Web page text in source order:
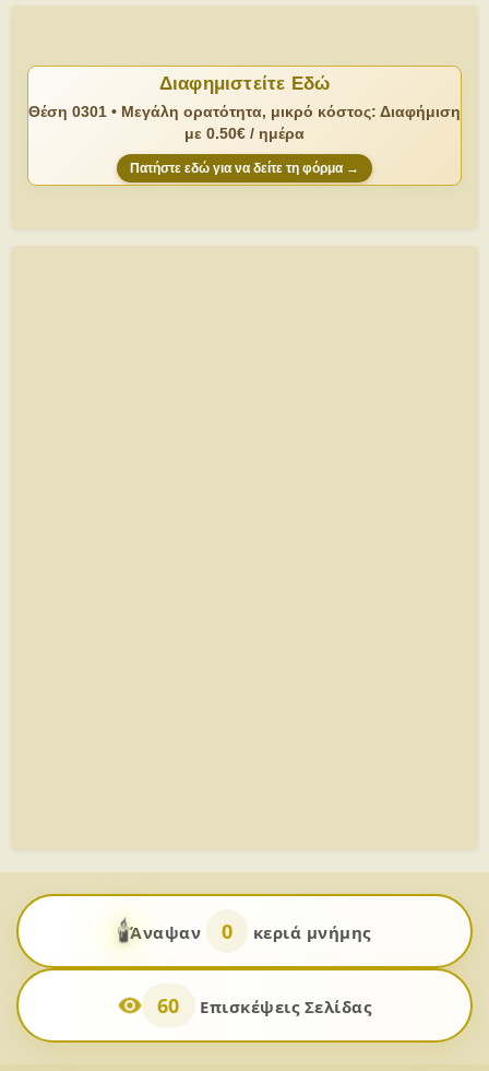
Διαφημιστείτε Εδώ
Θέση 0301 • Μεγάλη ορατότητα, μικρό κόστος: Διαφήμιση
με 0.50€ / ημέρα
Πατήστε εδώ για να δείτε τη φόρμα →
🕯️Άναψαν 0 κεριά μνήμης
60 Επισκέψεις Σελίδας